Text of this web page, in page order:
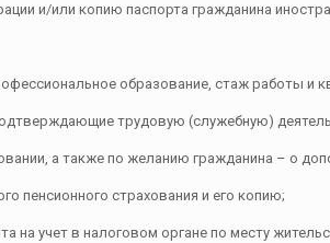
и/или копию паспорта гражданина
образование, стаж работы и
трудовую (служебную)
а также по желанию гражданина – о
пенсионного страхования и его копию;
учет в налоговом органе по месту